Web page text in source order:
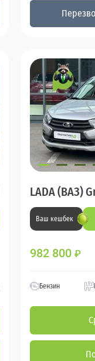
LADA (ВАЗ)
Ваш кешбек
982 800 ₽
Бензин